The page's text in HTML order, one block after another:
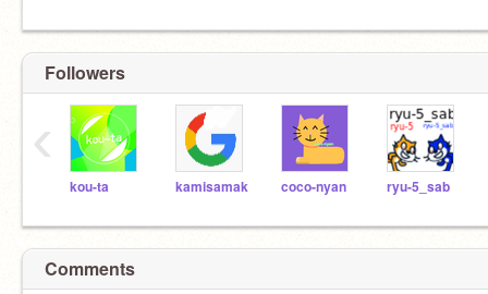
Followers
kou-ta kamisamak coco-nyan ryu-5_sab
‹
Comments